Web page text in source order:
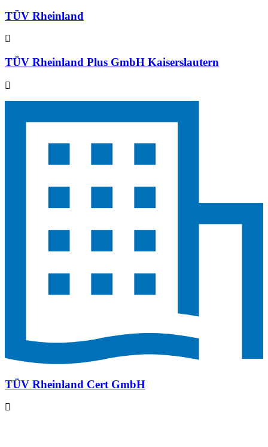
TÜV Rheinland
TÜV Rheinland Plus GmbH Kaiserslautern
TÜV Rheinland Cert GmbH